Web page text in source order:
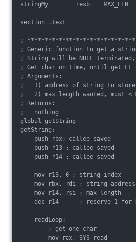
stringMy        resb    MAX_LEN
section .text
;
; Generic function to get a string
; String will be NULL
; Get char on time, until get LF
; Arguments:
;   1) address of string to
;   2) max length wanted, must <
; Returns:
;   nothing
global getString
getString:
    push rbx; callee saved
    push r13 ; callee saved
    push r14 ; callee saved
    mov r13, 0 ; string index
    mov rbx, rdi ; string address
    mov r14, rsi ; max length
dec r14      ; reserve 1 for
    readLoop:
        ; get one char
        mov rax, SYS_read